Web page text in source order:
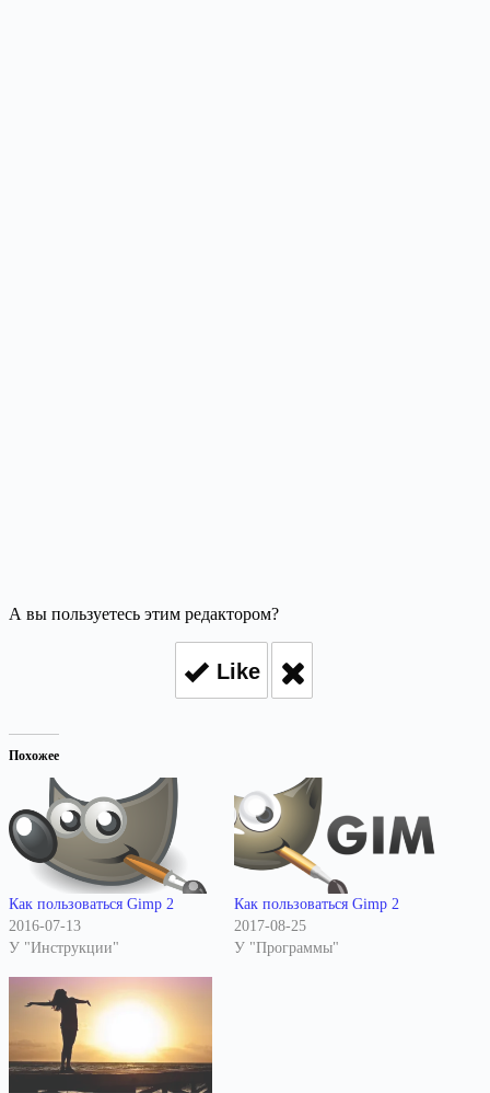
А вы пользуетесь этим редактором?
Like
Похожее
Как пользоваться Gimp 2
2016-07-13
У "Инструкции"
Как пользоваться Gimp 2
2017-08-25
У "Программы"